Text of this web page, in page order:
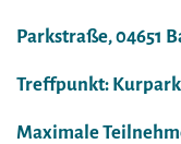
Parkstraße, 04651
Treffpunkt:
Maximale